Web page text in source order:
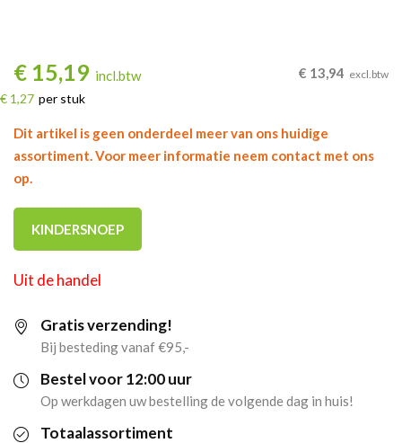
€ 15,19 incl.btw
€ 1,27 per stuk
€ 13,94 excl.btw
Dit artikel is geen onderdeel meer van ons huidige
assortiment. Voor meer informatie neem contact met ons
op.
KINDERSNOEP
Uit de handel
Gratis verzending!
Bij besteding vanaf €95,-
Bestel voor 12:00 uur
Op werkdagen uw bestelling de volgende dag in huis!
Totaalassortiment